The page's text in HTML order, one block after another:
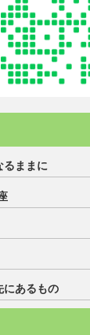
るままに
にあるもの